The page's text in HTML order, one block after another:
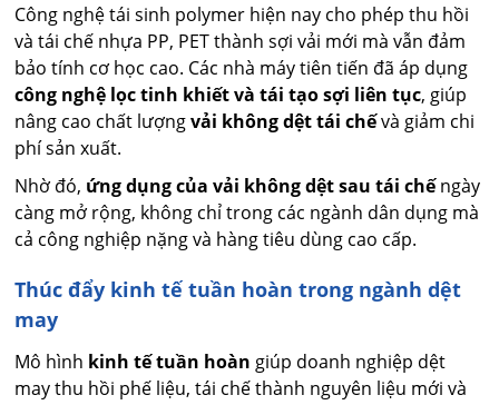
Công nghệ tái sinh polymer hiện nay cho phép thu hồi
và tái chế nhựa PP, PET thành sợi vải mới mà vẫn đảm
bảo tính cơ học cao. Các nhà máy tiên tiến đã áp dụng
công nghệ lọc tinh khiết và tái tạo sợi liên tục, giúp
nâng cao chất lượngvải không dệt tái chếvà giảm chi
phí sản xuất.
Nhờ đó, ứng dụng của vải không dệt sau tái chếngày
càng mở rộng, không chỉ trong các ngành dân dụng mà
cả công nghiệp nặng và hàng tiêu dùng cao cấp.
Thúc đẩy kinh tế tuần hoàn trong ngành dệt
may
Mô hình kinh tế tuần hoàn giúp doanh nghiệp dệt
may thu hồi phế liệu, tái chế thành nguyên liệu mới và